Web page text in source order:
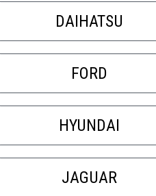
DAIHATSU
FORD
HYUNDAI
JAGUAR